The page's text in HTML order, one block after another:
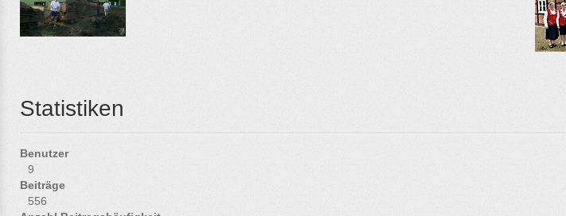
Statistiken
Benutzer
9
Beiträge
556